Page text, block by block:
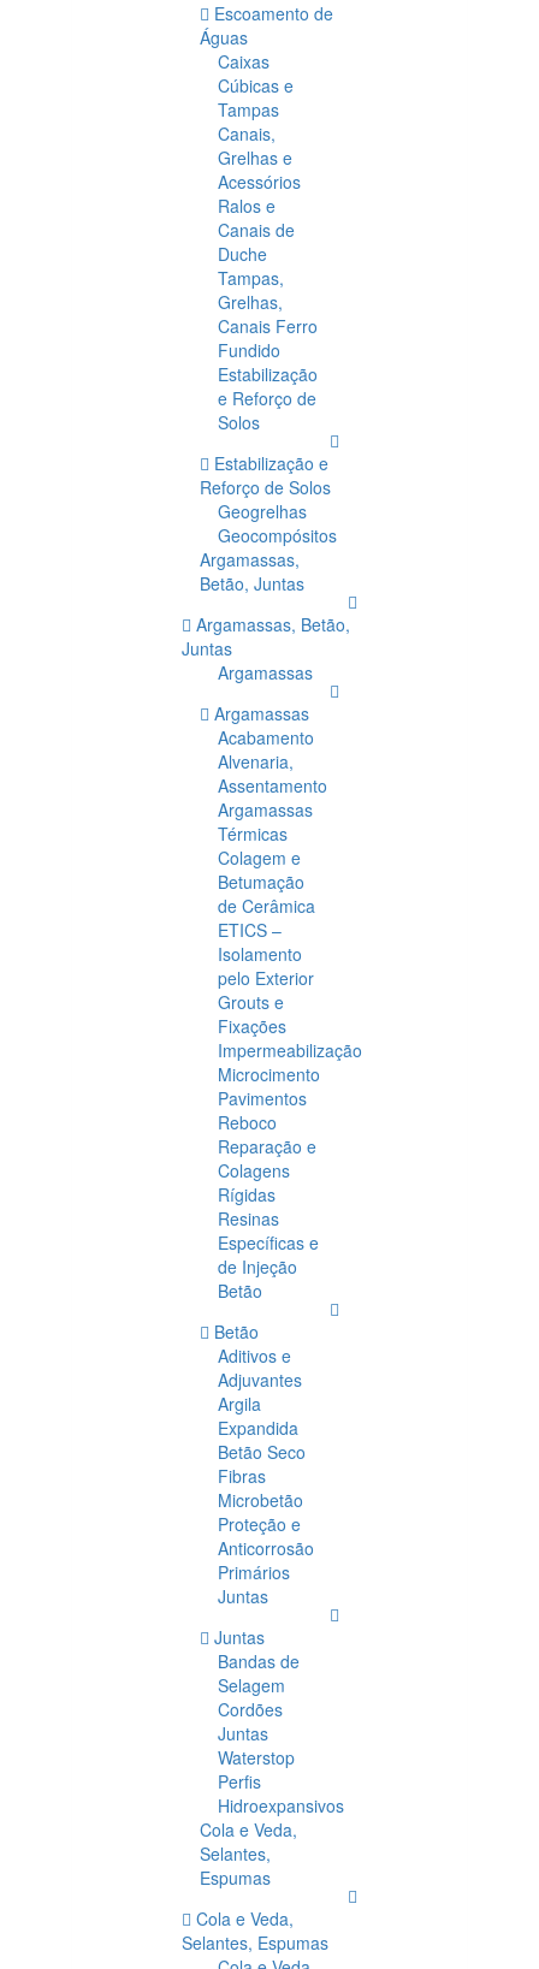
Escoamento de
Águas
Caixas
Cúbicas e
Tampas
Canais,
Grelhas e
Acessórios
Ralos e
Canais de
Duche
Tampas,
Grelhas,
Canais Ferro
Fundido
Estabilização
e Reforço de
Solos
Estabilização e
Reforço de Solos
Geogrelhas
Geocompósitos
Argamassas,
Betão, Juntas
Argamassas, Betão,
Juntas
Argamassas
Argamassas
Acabamento
Alvenaria,
Assentamento
Argamassas
Térmicas
Colagem e
Betumação
de Cerâmica
ETICS –
Isolamento
pelo Exterior
Grouts e
Fixações
Impermeabilização
Microcimento
Pavimentos
Reboco
Reparação e
Colagens
Rígidas
Resinas
Específicas e
de Injeção
Betão
Betão
Aditivos e
Adjuvantes
Argila
Expandida
Betão Seco
Fibras
Microbetão
Proteção e
Anticorrosão
Primários
Juntas
Juntas
Bandas de
Selagem
Cordões
Juntas
Waterstop
Perfis
Hidroexpansivos
Cola e Veda,
Selantes,
Espumas
Cola e Veda,
Selantes, Espumas